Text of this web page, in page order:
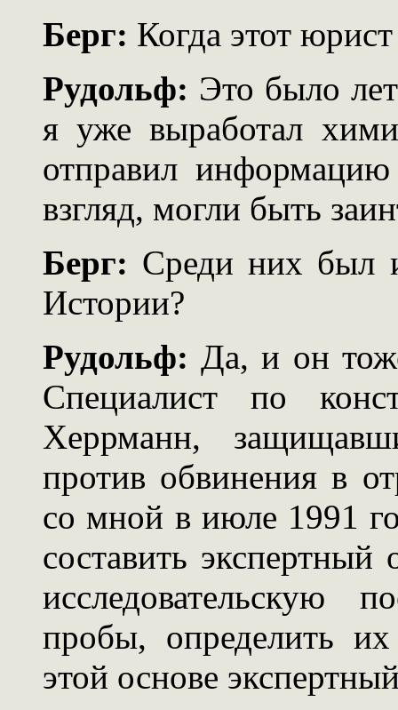
Берг: Когда этот
Рудольф: Это было
я уже выработал
отправил
взгляд, могли быть
Берг: Среди них был
Истории?
Рудольф: Да, и он
Специалист по
Херрманн,
против обвинения в
со мной в июле 1991
составить
исследовательскую
пробы, определить
этой основе